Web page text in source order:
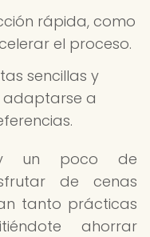
rápida, como
el proceso.
sencillas y
adaptarse a
y un poco de
de cenas
tanto prácticas
ahorrar